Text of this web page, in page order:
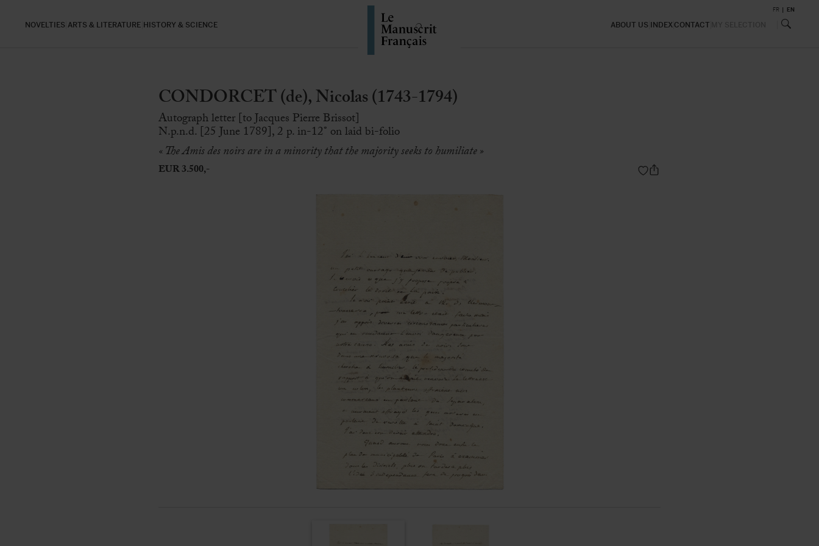
NOVELTIES ARTS & LITERATURE HISTORY & SCIENCE ABOUT US INDEXCONTACT
FR EN
CONDORCET (de), Nicolas (1743-1794)
Autograph letter [to Jacques Pierre Brissot]
N.p.n.d. [25 June 1789], 2 p. in-12° on laid bi-folio
« The Amis des noirs are in a minority that the majority seeks to humiliate »
EUR 3.500,-